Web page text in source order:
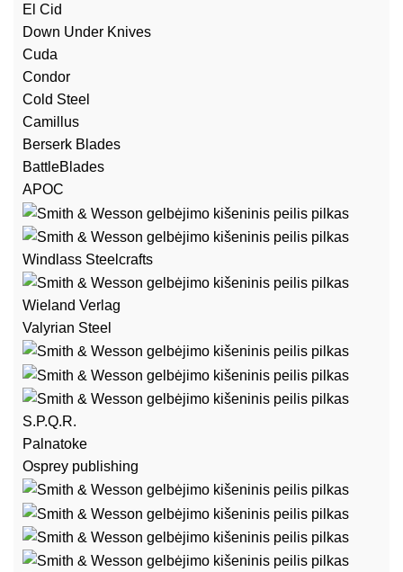
El Cid
Down Under Knives
Cuda
Condor
Cold Steel
Camillus
Berserk Blades
BattleBlades
APOC
Windlass Steelcrafts
Wieland Verlag
Valyrian Steel
S.P.Q.R.
Palnatoke
Osprey publishing